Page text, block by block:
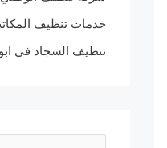
خدمات تنظيف
تنظيف السجاد في